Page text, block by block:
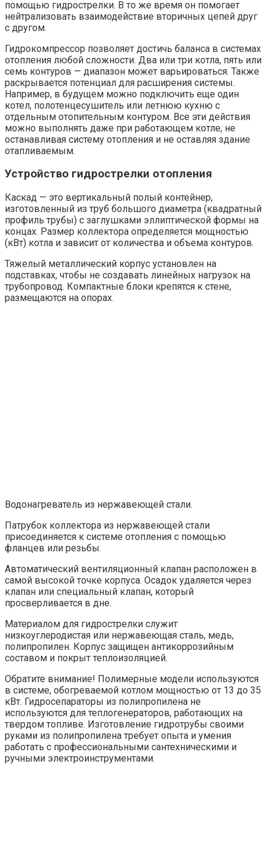
помощью гидрострелки. В то же время он помогает
нейтрализовать взаимодействие вторичных цепей друг
с другом.
Гидрокомпрессор позволяет достичь баланса в системах
отопления любой сложности. Два или три котла, пять или
семь контуров — диапазон может варьироваться. Также
раскрывается потенциал для расширения системы.
Например, в будущем можно подключить еще один
котел, полотенцесушитель или летнюю кухню с
отдельным отопительным контуром. Все эти действия
можно выполнять даже при работающем котле, не
останавливая систему отопления и не оставляя здание
отапливаемым.
Устройство гидрострелки отопления
Каскад — это вертикальный полый контейнер,
изготовленный из труб большого диаметра (квадратный
профиль трубы) с заглушками эллиптической формы на
концах. Размер коллектора определяется мощностью
(кВт) котла и зависит от количества и объема контуров.
Тяжелый металлический корпус установлен на
подставках, чтобы не создавать линейных нагрузок на
трубопровод. Компактные блоки крепятся к стене,
размещаются на опорах.
Водонагреватель из нержавеющей стали.
Патрубок коллектора из нержавеющей стали
присоединяется к системе отопления с помощью
фланцев или резьбы.
Автоматический вентиляционный клапан расположен в
самой высокой точке корпуса. Осадок удаляется через
клапан или специальный клапан, который
просверливается в дне.
Материалом для гидрострелки служит
низкоуглеродистая или нержавеющая сталь, медь,
полипропилен. Корпус защищен антикоррозийным
составом и покрыт теплоизоляцией.
Обратите внимание! Полимерные модели используются
в системе, обогреваемой котлом мощностью от 13 до 35
кВт. Гидросепараторы из полипропилена не
используются для теплогенераторов, работающих на
твердом топливе. Изготовление гидротрубы своими
руками из полипропилена требует опыта и умения
работать с профессиональными сантехническими и
ручными электроинструментами.